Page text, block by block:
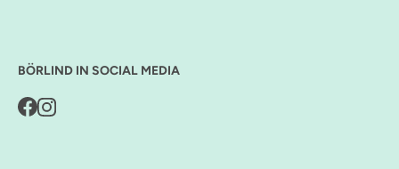
BÖRLIND IN SOCIAL MEDIA